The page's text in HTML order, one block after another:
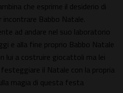
che esprime il desiderio di
Babbo Natale.
ad andare nel suo laboratorio
e alla fine proprio Babbo Natale
lui a costruire giocattoli ma lei
il Natale con la propria
magia di questa festa